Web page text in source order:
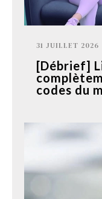
31 JUILLET 2026
[Débrief]
codes du